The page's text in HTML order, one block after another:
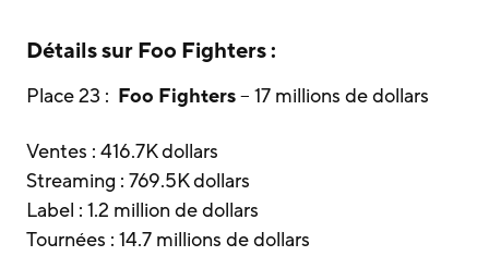
Détails surFoo Fighters:
Place 23 : Foo Fighters– 17 millions de dollars
Ventes : 416.7K dollars
Streaming : 769.5K dollars
Label : 1.2 million de dollars
Tournées : 14.7 millions de dollars